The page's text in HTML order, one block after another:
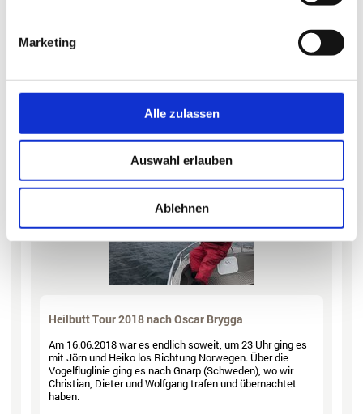
Marketing
Alle zulassen
Auswahl erlauben
Ablehnen
Kristiansand. Wir begrüßten alle Gäste hier in Tregde und
wiesen die einzelnen Gruppen wie immer individuell in die
Bedingungen hier vor Ort ein.
Bericht lesen
Heilbutt Tour 2018 nach Oscar Brygga
Am 16.06.2018 war es endlich soweit, um 23 Uhr ging es
mit Jörn und Heiko los Richtung Norwegen. Über die
Vogelfluglinie ging es nach Gnarp (Schweden), wo wir
Christian, Dieter und Wolfgang trafen und übernachtet
haben.